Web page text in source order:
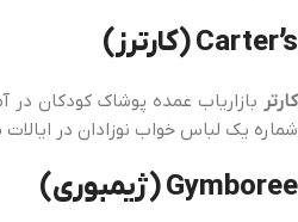
Carter’s (کارترز)
کارتر
شماره یک لباس خواب نوزادان در
Gymboree (ژیمبوری)